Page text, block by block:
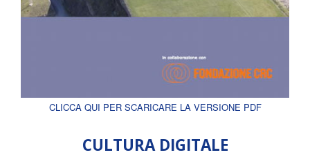
CLICCA QUI PER SCARICARE LA VERSIONE PDF
CULTURA DIGITALE